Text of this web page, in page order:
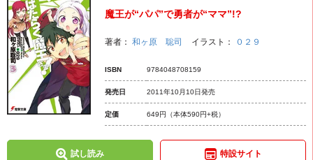
魔王が“パパ”で勇者が“ママ”!?
著者： 和ヶ原 聡司 イラスト： ０２９
ISBN 9784048708159
発売日 2011年10月10日発売
定価 649円 （本体590円+税）
試し読み 特設サイト